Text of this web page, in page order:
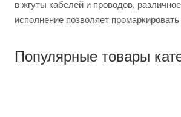
в жгуты кабелей и проводов,
исполнение позволяет
Популярные товары